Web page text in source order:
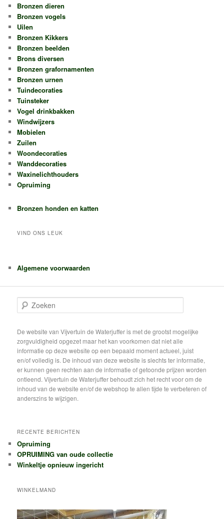
Bronzen dieren
Bronzen vogels
Uilen
Bronzen Kikkers
Bronzen beelden
Brons diversen
Bronzen grafornamenten
Bronzen urnen
Tuindecoraties
Tuinsteker
Vogel drinkbakken
Windwijzers
Mobielen
Zuilen
Woondecoraties
Wanddecoraties
Waxinelichthouders
Opruiming
Bronzen honden en katten
VIND ONS LEUK
Algemene voorwaarden
o
k
e
n
De website van Vijvertuin de Waterjuffer is met de grootst mogelijke
zorgvuldigheid opgezet maar het kan voorkomen dat niet alle
informatie op deze website op een bepaald moment actueel, juist
en/of volledig is. De inhoud van deze website is slechts ter informatie,
er kunnen geen rechten aan de informatie of getoonde prijzen worden
ontleend. Vijvertuin de Waterjuffer behoudt zich het recht voor om de
inhoud van de website en/of de webshop te allen tijde te verbeteren of
anderszins te wijzigen.
RECENTE BERICHTEN
Opruiming
OPRUIMING van oude collectie
Winkeltje opnieuw ingericht
WINKELMAND